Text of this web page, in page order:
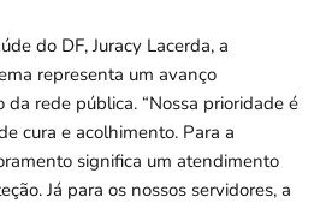
do DF, Juracy Lacerda, a
representa um avanço
rede pública. “Nossa prioridade é
cura e acolhimento. Para a
significa um atendimento
Já para os nossos servidores, a